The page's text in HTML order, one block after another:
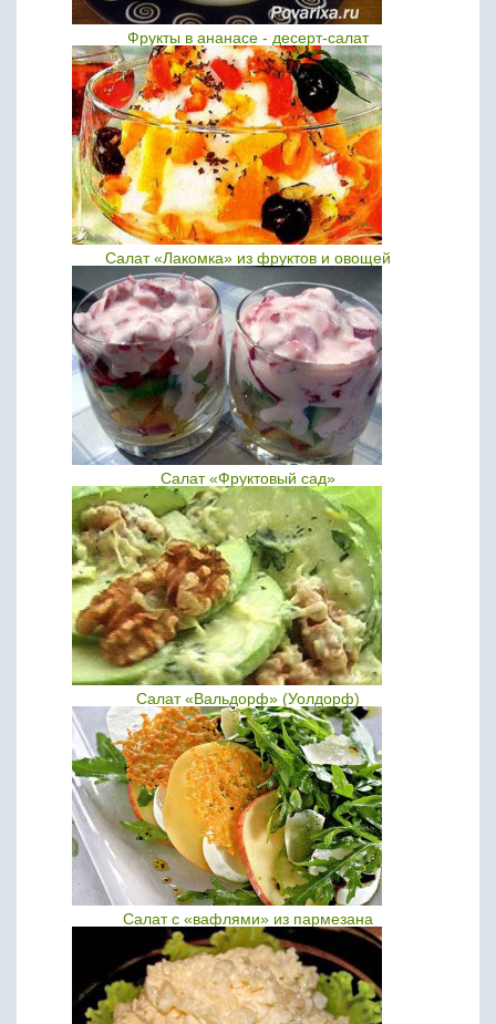
Фрукты в ананасе - десерт-салат
Салат «Лакомка» из фруктов и овощей
Салат «Фруктовый сад»
Салат «Вальдорф» (Уолдорф)
Салат с «вафлями» из пармезана